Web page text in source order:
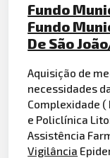
Fundo
Fundo
De São
Aquisição de
necessidades
Complexidade (
e Policlínica
Assistência
Vigilância